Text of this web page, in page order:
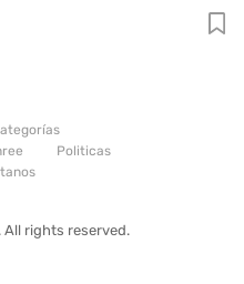
Politicas
rights reserved.